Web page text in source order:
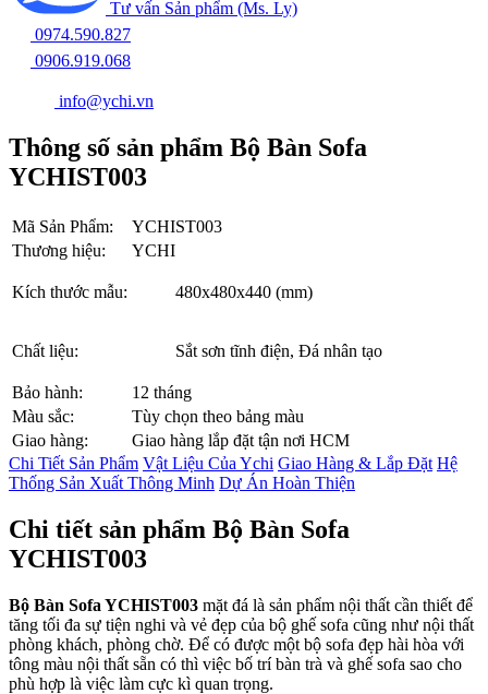
Tư vấn Sản phẩm (Ms. Ly)
0974.590.827
0906.919.068
info@ychi.vn
Thông số sản phẩm Bộ Bàn Sofa
YCHIST003
Mã Sản Phẩm:
YCHIST003
Thương hiệu:
YCHI
Kích thước mẫu: 480x480x440 (mm)
Chất liệu: Sắt sơn tĩnh điện, Đá nhân tạo
Bảo hành:
12 tháng
Màu sắc:
Tùy chọn theo bảng màu
Giao hàng:
Giao hàng lắp đặt tận nơi HCM
Chi Tiết Sản Phẩm Vật Liệu Của Ychi Giao Hàng & Lắp Đặt Hệ
Thống Sản Xuất Thông Minh Dự Án Hoàn Thiện
Chi tiết sản phẩm Bộ Bàn Sofa
YCHIST003
Bộ Bàn Sofa YCHIST003 mặt đá là sản phẩm nội thất cần thiết để
tăng tối đa sự tiện nghi và vẻ đẹp của bộ ghế sofa cũng như nội thất
phòng khách, phòng chờ. Để có được một bộ sofa đẹp hài hòa với
tông màu nội thất sẵn có thì việc bố trí bàn trà và ghế sofa sao cho
phù hợp là việc làm cực kì quan trọng.